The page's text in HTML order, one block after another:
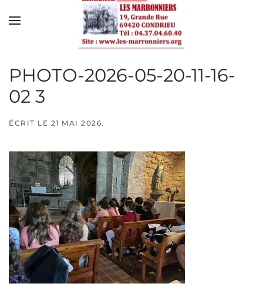
Skip to main content
PHOTO-2026-05-20-11-16-
02 3
ÉCRIT LE 21 MAI 2026.